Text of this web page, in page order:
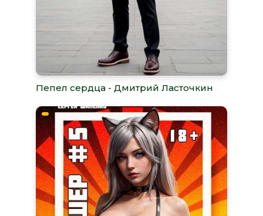
Пепел сердца - Дмитрий Ласточкин